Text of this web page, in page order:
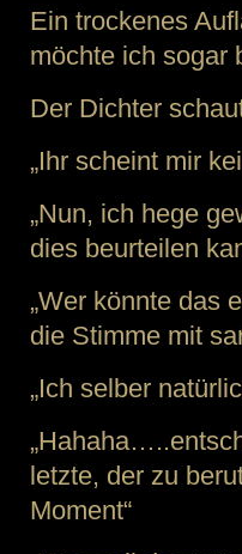
Ein trockenes
möchte ich sogar
Der Dichter
„Ihr scheint mir
„Nun, ich hege
dies beurteilen
„Wer könnte das
die Stimme mit
„Ich selber
letzte, der zu
Moment“